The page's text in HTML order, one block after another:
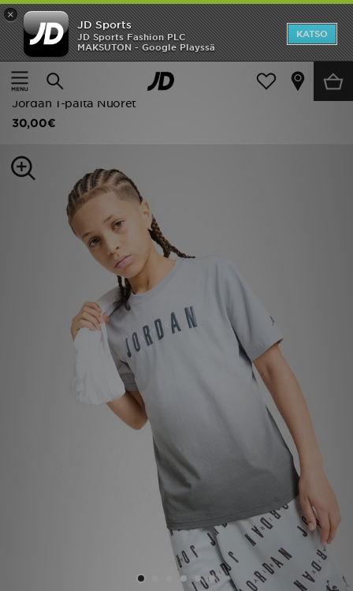
×
JD Sports
JD Sports Fashion PLC
MAKSUTON - Google Playssä
KATSO
Etusivu
Lapset
Juniori Vaatteet (8-15-vuotiaat)
Jordan T-paita Nuoret
30,00€
Etusivu
Ale
Uutuudet
Miehet